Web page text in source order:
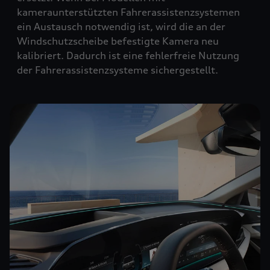
kameraunterstützten Fahrerassistenzsystemen
ein Austausch notwendig ist, wird die an der
Windschutzscheibe befestigte Kamera neu
kalibriert. Dadurch ist eine fehlerfreie Nutzung
der Fahrerassistenzsysteme sichergestellt.